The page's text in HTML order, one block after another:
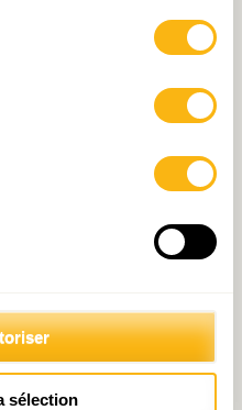
sélection